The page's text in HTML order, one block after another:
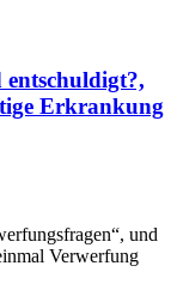
entschuldigt?,
Erkrankung
und
Verwerfung